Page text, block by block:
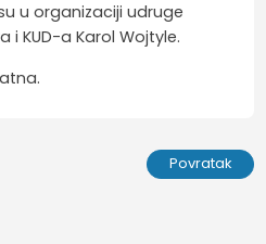
u organizaciji udruge
KUD-a Karol Wojtyle.
Povratak